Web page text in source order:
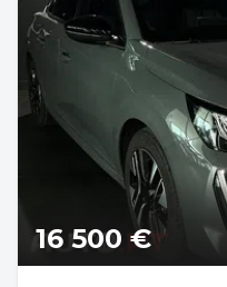
16 500 €